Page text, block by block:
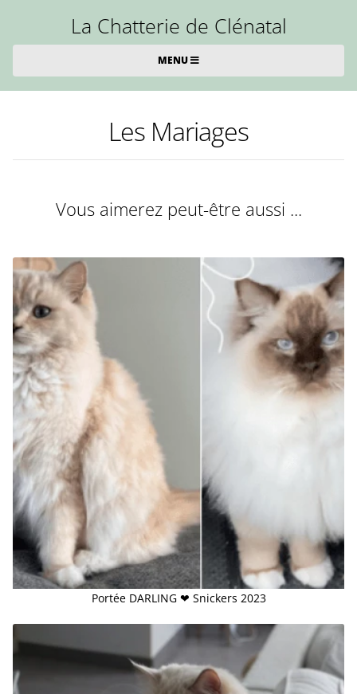
La Chatterie de Clénatal
MENU
Les Mariages
Vous aimerez peut-être aussi ...
Portée DARLING ❤ Snickers 2023